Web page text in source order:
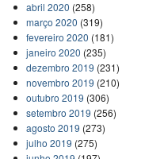
abril 2020 (258)
março 2020 (319)
fevereiro 2020 (181)
janeiro 2020 (235)
dezembro 2019 (231)
novembro 2019 (210)
outubro 2019 (306)
setembro 2019 (256)
agosto 2019 (273)
julho 2019 (275)